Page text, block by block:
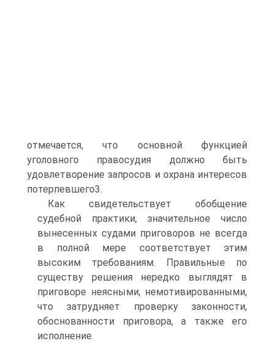
отмечается, что основной функцией
уголовного правосудия должно быть
удовлетворение запросов и охрана интересов
потерпевшего3.
Как свидетельствует обобщение
судебной практики, значительное число
вынесенных судами приговоров не всегда
в полной мере соответствует этим
высоким требованиям. Правильные по
существу решения нередко выглядят в
приговоре неясными, немотивированными,
что затрудняет проверку законности,
обоснованности приговора, а также его
исполнение.